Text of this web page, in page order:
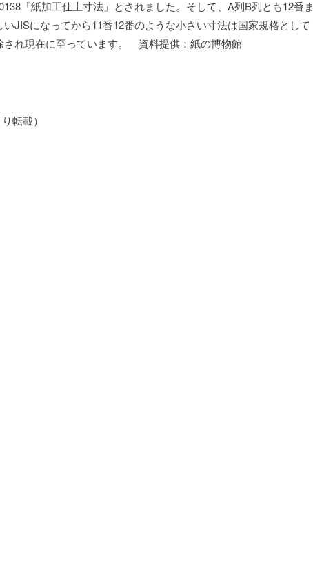
「紙加工仕上寸法」とされました。そして、A列B列とも12番ま
JISになってから11番12番のような小さい寸法は国家規格として
され現在に至っています。 資料提供：紙の博物館
転載）